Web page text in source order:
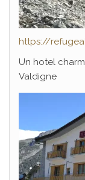
https://
Un hotel
Valdigne